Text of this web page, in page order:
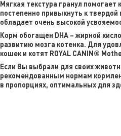
Мягкая текстура гранул
постепенно привыкнуть к
обладает очень высокой
Корм обогащен DHA – жирной
развитию мозга котенка. Для
кошек и котят ROYAL CANIN®
Если Вы выбрали для своих
рекомендованным нормам
в пропорциях, оптимальных для